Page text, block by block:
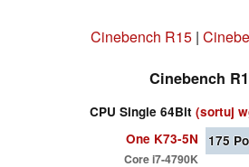
Cinebench R15|
Cinebench
CPU Single 64Bit (sortuj
One K73-5N
Core i7-4790K
175